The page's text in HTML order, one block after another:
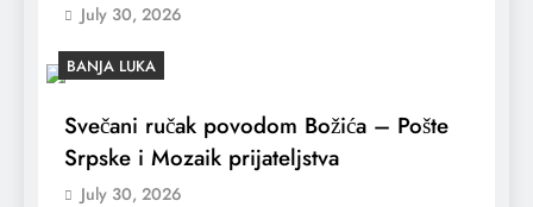
July 30, 2026
BANJA LUKA
Svečani ručak povodom Božića – Pošte
Srpske i Mozaik prijateljstva
July 30, 2026